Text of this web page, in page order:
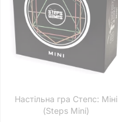
Настільна гра Степс: Міні
(Steps Mini)